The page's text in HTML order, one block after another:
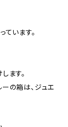
います。
ます。
の箱は、ジュエ